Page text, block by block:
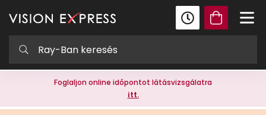
Foglaljon online időpontot látásvizsgálatra
itt.